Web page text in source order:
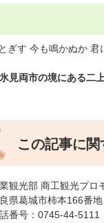
ぎす 今も鳴かぬか 君
見両市の境にある二
この記事に
観光部 商工観光プロ
県葛城市柿本166番地
番号：0745-44-5111